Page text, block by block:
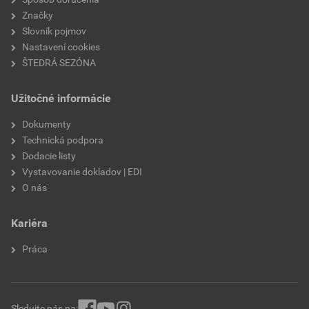
Značky
Slovník pojmov
Nastavení cookies
ŠTEDRÁ SEZÓNA
Užitočné informácie
Dokumenty
Technická podpora
Dodacie listy
Vystavovanie dokladov | EDI
O nás
Kariéra
Práca